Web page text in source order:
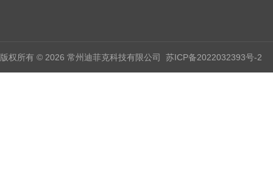
版权所有 © 2026 常州迪菲克科技有限公司 苏ICP备2022032393号-2